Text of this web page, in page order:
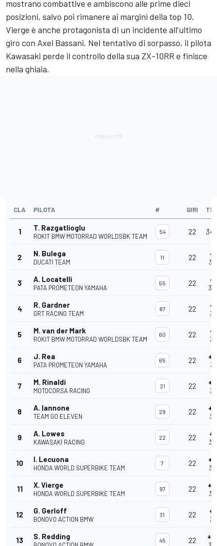
mostrano combattive e ambiscono alle prime dieci
posizioni, salvo poi rimanere ai margini della top 10.
Vierge è anche protagonista di un incidente all’ultimo
giro con Axel Bassani. Nel tentativo di sorpasso, il pilota
Kawasaki perde il controllo della sua ZX-10RR e finisce
nella ghiaia.
CLA PILOTA # GIRI
1 T. Razgatlioglu
ROKIT BMW MOTORRAD WORLDSBK TEAM
54 22
2 N. Bulega
DUCATI TEAM
11 22
3 A. Locatelli
PATA PROMETEON YAMAHA
55 22
4 R. Gardner
GRT RACING TEAM
87 22
5 M. van der Mark
ROKIT BMW MOTORRAD WORLDSBK TEAM
60 22
6 J. Rea
PATA PROMETEON YAMAHA
65 22
7 M. Rinaldi
MOTOCORSA RACING
21 22
8 A. Iannone
TEAM GO ELEVEN
29 22
9 A. Lowes
KAWASAKI RACING
22 22
10 I. Lecuona
HONDA WORLD SUPERBIKE TEAM
7 22
11 X. Vierge
HONDA WORLD SUPERBIKE TEAM
97 22
12 G. Gerloff
BONOVO ACTION BMW
31 22
13 S. Redding 45 22